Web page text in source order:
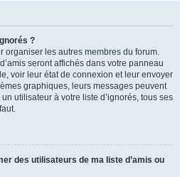
?
organiser les autres membres du forum.
seront affichés dans votre panneau
voir leur état de connexion et leur envoyer
graphiques, leurs messages peuvent
utilisateur à votre liste d’ignorés, tous ses
des utilisateurs de ma liste d’amis ou